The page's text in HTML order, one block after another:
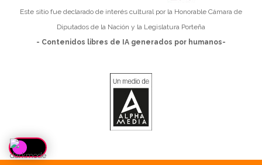
Este sitio fue declarado de interés cultural por la Honorable Cámara de
Diputados de la Nación y la Legislatura Porteña
- Contenidos libres de IA generados por humanos-